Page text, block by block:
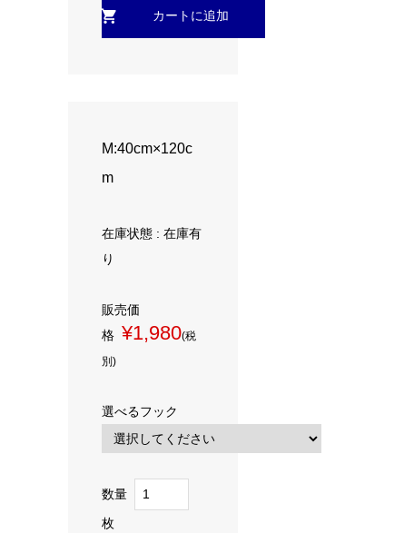
M:40cm×120c
m
在庫状態 : 在庫有
り
販売価
格 ¥1,980(税
別)
選べるフック
数量
枚